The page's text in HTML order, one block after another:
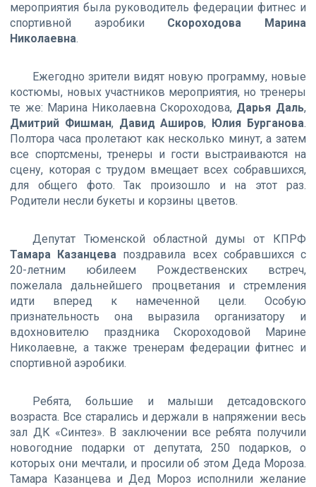
мероприятия была руководитель федерации фитнес и
спортивной аэробики Скороходова Марина
Николаевна.
Ежегодно зрители видят новую программу, новые
костюмы, новых участников мероприятия, но тренеры
те же: Марина Николаевна Скороходова, Дарья Даль,
Дмитрий Фишман, Давид Аширов, Юлия Бурганова.
Полтора часа пролетают как несколько минут, а затем
все спортсмены, тренеры и гости выстраиваются на
сцену, которая с трудом вмещает всех собравшихся,
для общего фото. Так произошло и на этот раз.
Родители несли букеты и корзины цветов.
Депутат Тюменской областной думы от КПРФ
Тамара Казанцева поздравила всех собравшихся с
20-летним юбилеем Рождественских встреч,
пожелала дальнейшего процветания и стремления
идти вперед к намеченной цели. Особую
признательность она выразила организатору и
вдохновителю праздника Скороходовой Марине
Николаевне, а также тренерам федерации фитнес и
спортивной аэробики.
Ребята, большие и малыши детсадовского
возраста. Все старались и держали в напряжении весь
зал ДК «Синтез». В заключении все ребята получили
новогодние подарки от депутата, 250 подарков, о
которых они мечтали, и просили об этом Деда Мороза.
Тамара Казанцева и Дед Мороз исполнили желание